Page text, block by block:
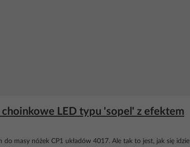
LED typu 'sopel' z efektem
do masy nóżek CP1 układów 4017. Ale tak to jest, jak się idzie